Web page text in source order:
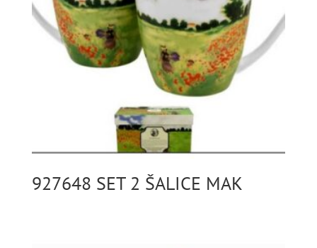
927648 SET 2 ŠALICE MAK